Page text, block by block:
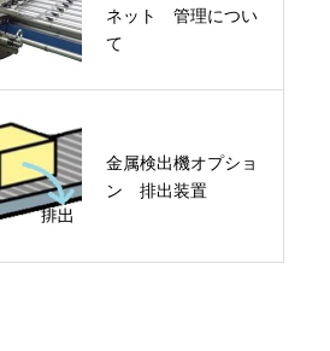
ネット 管理につい
て
金属検出機オプショ
ン 排出装置